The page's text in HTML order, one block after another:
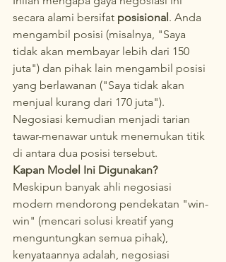
secara alami bersifat posisional. Anda
mengambil posisi (misalnya, "Saya
tidak akan membayar lebih dari 150
juta") dan pihak lain mengambil posisi
yang berlawanan ("Saya tidak akan
menjual kurang dari 170 juta").
Negosiasi kemudian menjadi tarian
tawar-menawar untuk menemukan titik
di antara dua posisi tersebut.
Kapan Model Ini Digunakan?
Meskipun banyak ahli negosiasi
modern mendorong pendekatan "win-
win" (mencari solusi kreatif yang
menguntungkan semua pihak),
kenyataannya adalah, negosiasi